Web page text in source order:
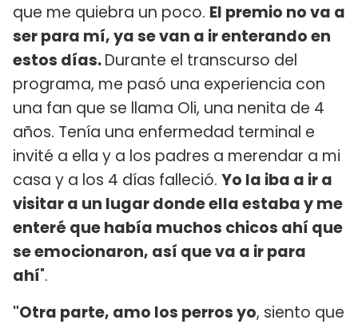
que me quiebra un poco. El premio no va a
ser para mí, ya se van a ir enterando en
estos días.Durante el transcurso del
programa, me pasó una experiencia con
una fan que se llama Oli, una nenita de 4
años. Tenía una enfermedad terminal e
invité a ella y a los padres a merendar a mi
casa y a los 4 días falleció. Yo la iba a ir a
visitar a un lugar donde ella estaba y me
enteré que había muchos chicos ahí que
se emocionaron, así que va a ir para
ahí".
"Otra parte, amo los perros yo, siento que